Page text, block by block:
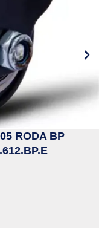
RODA BP